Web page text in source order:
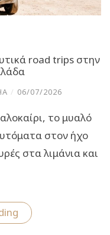
road trips στην
/ 06/07/2026
το μυαλό
στον ήχο
στα λιμάνια και
“Διακοπές
χωρίς